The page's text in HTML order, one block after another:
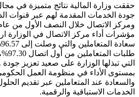
حققت وزارة المالية نتائج متميزة في
جودة الخدمات المقدمة لهم عبر قنوات
مؤشرات أداء مركز الاتصال في الوزارة
التي تبذلها الوزارة على صعيد تعزيز
بمستوى الأداء في منظومة العمل
والسعادة عند المتعاملين عبر تقديم
الخدمات الاستباقية والرقمية.